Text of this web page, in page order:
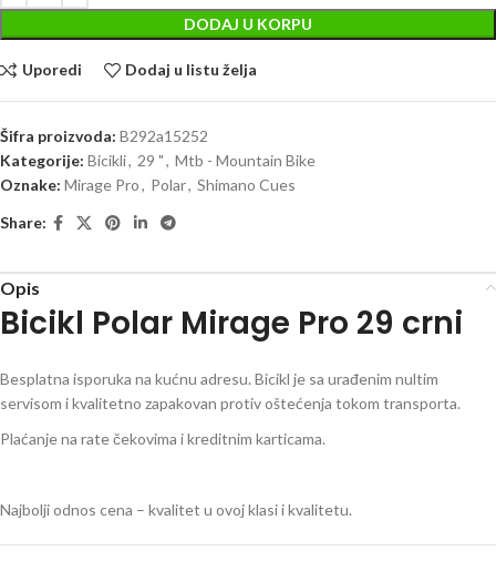
DODAJ U KORPU
Uporedi Dodaj u listu želja
Šifra proizvoda: B292a15252
Kategorije: Bicikli, 29 ", Mtb - Mountain Bike
Oznake: Mirage Pro, Polar, Shimano Cues
Share:
Opis
Bicikl Polar Mirage Pro 29 crni
Besplatna isporuka na kućnu adresu. Bicikl je sa urađenim nultim
servisom i kvalitetno zapakovan protiv oštećenja tokom transporta.
Plaćanje na rate čekovima i kreditnim karticama.
Najbolji odnos cena – kvalitet u ovoj klasi i kvalitetu.